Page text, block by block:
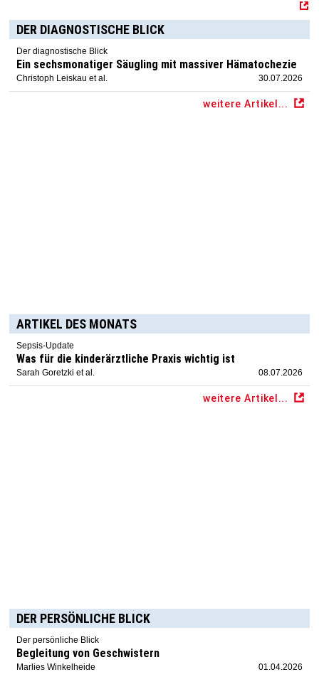
DER DIAGNOSTISCHE BLICK
Der diagnostische Blick
Ein sechsmonatiger Säugling mit massiver Hämatochezie
Christoph Leiskau et al. 30.07.2026
weitere Artikel...
ARTIKEL DES MONATS
Sepsis-Update
Was für die kinderärztliche Praxis wichtig ist
Sarah Goretzki et al. 08.07.2026
weitere Artikel...
DER PERSÖNLICHE BLICK
Der persönliche Blick
Begleitung von Geschwistern
Marlies Winkelheide 01.04.2026